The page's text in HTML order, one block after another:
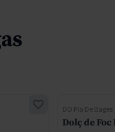
DO Pla De Bages
Dolç de